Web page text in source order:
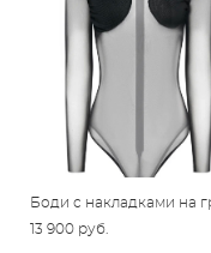
Боди с накладками на
13 900 pуб.